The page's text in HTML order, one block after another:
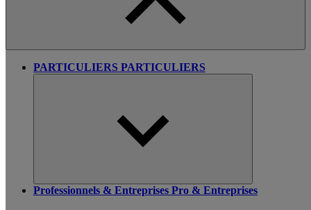
PARTICULIERS PARTICULIERS
Professionnels & Entreprises Pro & Entreprises